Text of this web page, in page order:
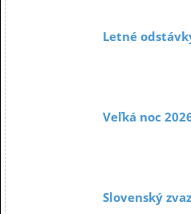
Letné
Veľká noc
Slovenský